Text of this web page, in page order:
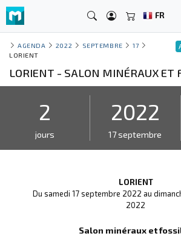
FR
AGENDA 2022 SEPTEMBRE
17
LORIENT
LORIENT - SALON MINÉRAUX ET
2
jours
2022
17 septembre
LORIENT
Du samedi 17 septembre 2022 au
2022
Salon minéraux et